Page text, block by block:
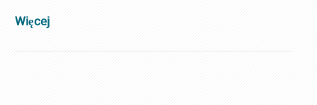
Więcej